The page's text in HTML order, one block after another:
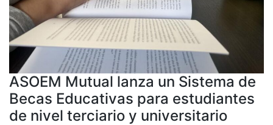
ASOEM Mutual lanza un Sistema de
Becas Educativas para estudiantes
de nivel terciario y universitario